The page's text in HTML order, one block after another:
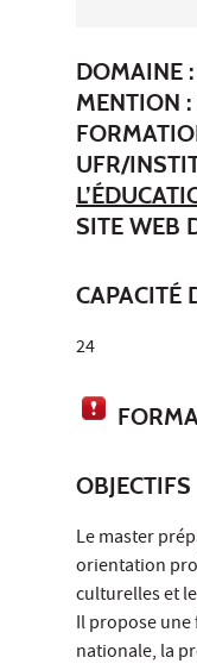
DOMAINE
MENTION :
UFR/
SITE WEB
CAPACITÉ
24
OBJECTIFS
Le master
orientation
culturelles et
Il propose une
nationale, la